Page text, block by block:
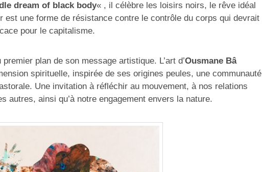
dream of black body« , il célèbre les loisirs noirs, le rêve idéal
est une forme de résistance contre le contrôle du corps qui devrait
pour le capitalisme.
plan de son message artistique. L’art d’Ousmane Bâ
spirituelle, inspirée de ses origines peules, une communauté
Une invitation à réfléchir au mouvement, à nos relations
autres, ainsi qu’à notre engagement envers la nature.